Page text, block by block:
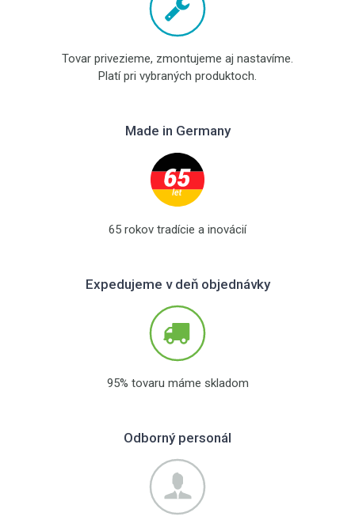
Tovar privezieme, zmontujeme aj nastavíme.
Platí pri vybraných produktoch.
Made in Germany
65 rokov tradície a inovácií
Expedujeme v deň objednávky
95% tovaru máme skladom
Odborný personál